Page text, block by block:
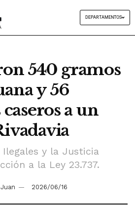
DEPARTAMENTOS
540 gramos
y 56
a un
Ilegales y la Justicia
a la Ley 23.737.
2026/06/16